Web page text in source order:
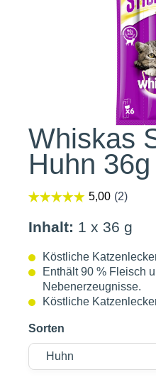
Whiskas
Huhn 36g
Inhalt: 1 x 36 g
Köstliche
Enthält 90 % Fleisch
Nebenerzeugnisse.
Köstliche
Sorten